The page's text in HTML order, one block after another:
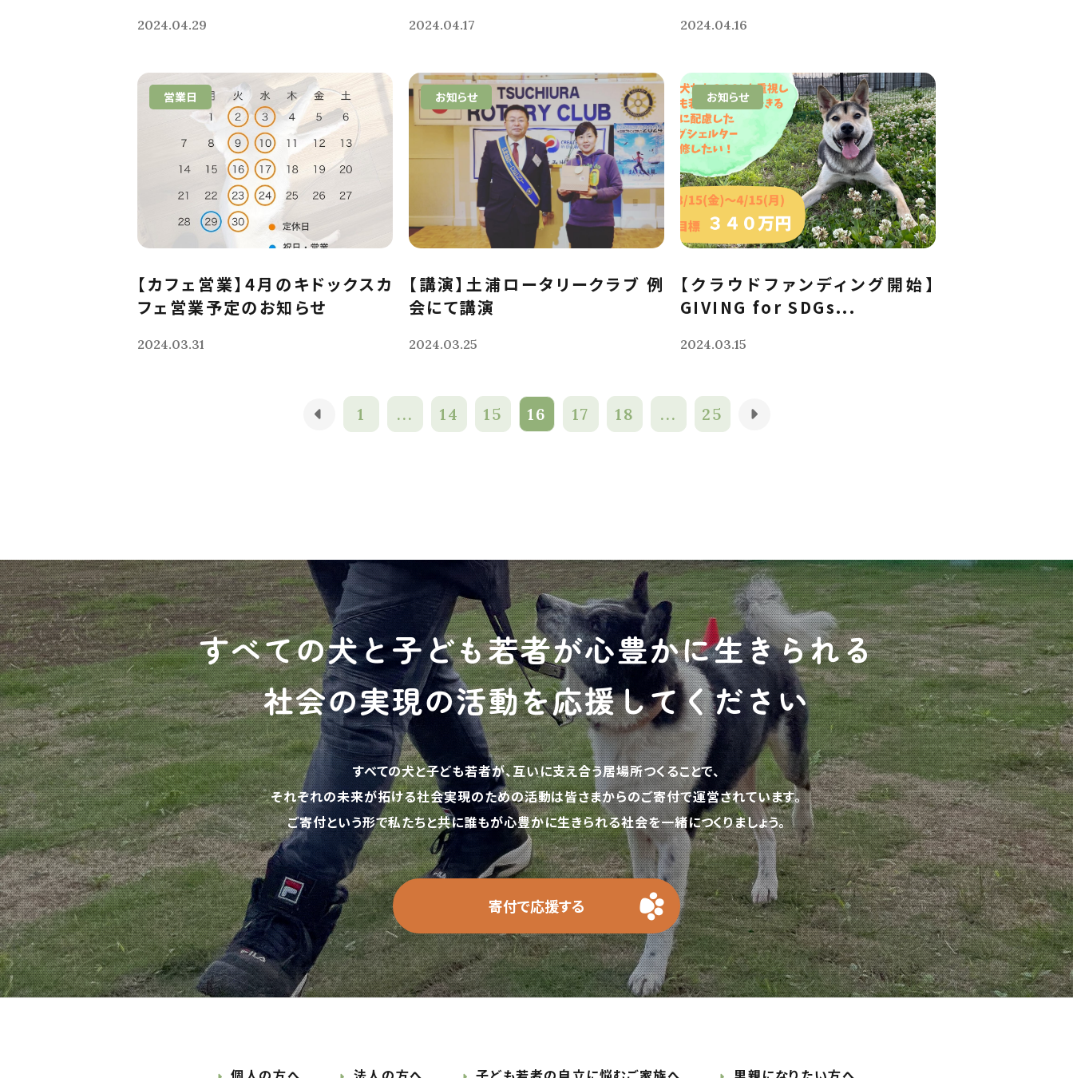
2024.04.29 2024.04.17 2024.04.16
営業日
【カフェ営業】4月のキドックスカ
フェ営業予定のお知らせ
2024.03.31
お知らせ
【講演】土浦ロータリークラブ 例
会にて講演
2024.03.25
お知らせ
【クラウドファンディング開始】
GIVING for SDGs...
2024.03.15
1 ... 14 15 16 17 18 ... 25
すべての犬と子ども若者が心豊かに生きられる
社会の実現の活動を応援してください
すべての犬と子ども若者が、互いに支え合う居場所つくることで、
それぞれの未来が拓ける社会実現のための活動は皆さまからのご寄付で運営されています。
ご寄付という形で私たちと共に誰もが心豊かに生きられる社会を一緒につくりましょう。
寄付で応援する